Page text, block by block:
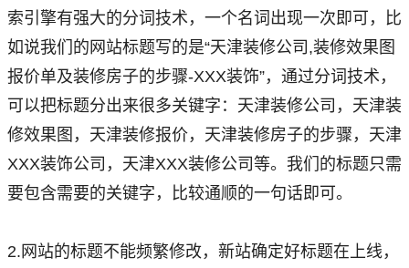
索引擎有强大的分词技术，一个名词出现一次即可，比
如说我们的网站标题写的是“天津装修公司,装修效果图
报价单及装修房子的步骤-XXX装饰”，通过分词技术，
可以把标题分出来很多关键字：天津装修公司，天津装
修效果图，天津装修报价，天津装修房子的步骤，天津
XXX装饰公司，天津XXX装修公司等。我们的标题只需
要包含需要的关键字，比较通顺的一句话即可。
2.网站的标题不能频繁修改，新站确定好标题在上线，